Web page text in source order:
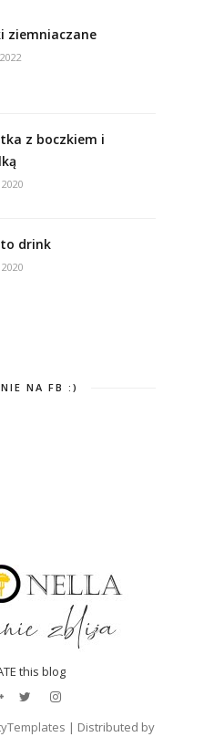
ziemniaczane
z boczkiem i
2020
drink
2020
NA FB :)
this blog
| Distributed by